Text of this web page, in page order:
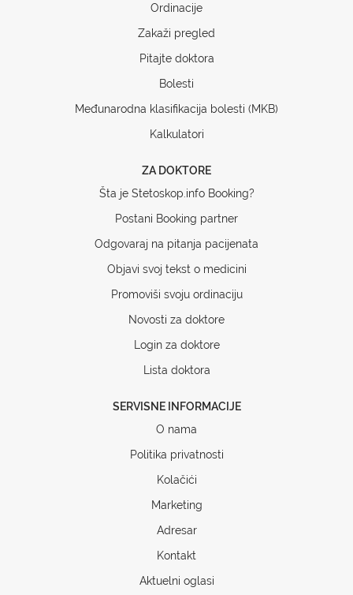
Ordinacije
Zakaži pregled
Pitajte doktora
Bolesti
Međunarodna klasifikacija bolesti (MKB)
Kalkulatori
ZA DOKTORE
Šta je Stetoskop.info Booking?
Postani Booking partner
Odgovaraj na pitanja pacijenata
Objavi svoj tekst o medicini
Promoviši svoju ordinaciju
Novosti za doktore
Login za doktore
Lista doktora
SERVISNE INFORMACIJE
O nama
Politika privatnosti
Kolačići
Marketing
Adresar
Kontakt
Aktuelni oglasi